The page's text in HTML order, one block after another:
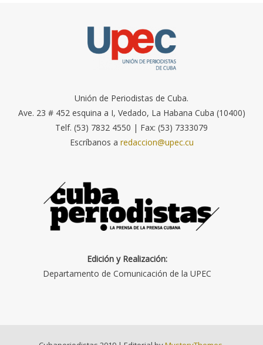
Unión de Periodistas de Cuba.
Ave. 23 # 452 esquina a I, Vedado, La Habana Cuba (10400)
Telf. (53) 7832 4550 | Fax: (53) 7333079
Escríbanos a redaccion@upec.cu
Edición y Realización:
Departamento de Comunicación de la UPEC